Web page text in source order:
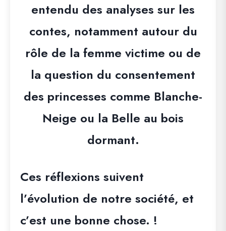
entendu des analyses sur les
contes, notamment autour du
rôle de la femme victime ou de
la question du consentement
des princesses comme Blanche-
Neige ou la Belle au bois
dormant.
Ces réflexions suivent
l’évolution de notre société, et
c’est une bonne chose. !